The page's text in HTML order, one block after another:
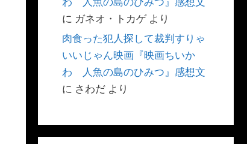
に ガネオ・トカゲより
肉食った犯人探して裁判すりゃ
いいじゃん映画『映画ちいか
わ 人魚の島のひみつ』感想文
に さわだ より